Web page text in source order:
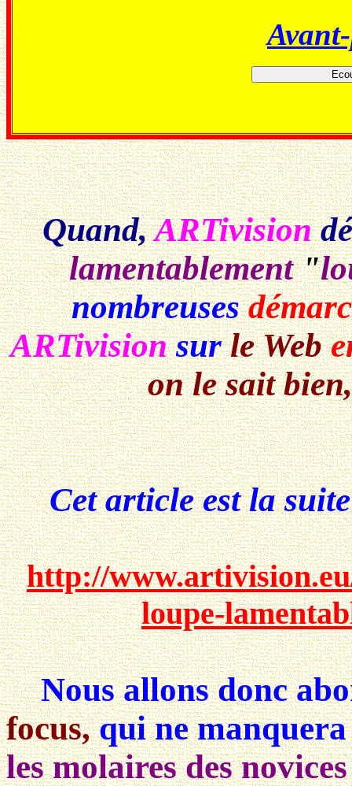
Quand,ARTivision
lamentablement"
nombreuses
ARTivisionsurle Web
on le sait bien,
Cet article est la suite
http://
loupe-
Nous allons donc
focus,qui ne
les molaires des